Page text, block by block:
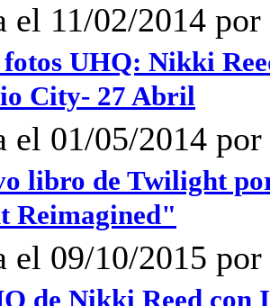
el 11/02/2014
fotos UHQ: Nikki
City- 27 Abril
el 01/05/2014
libro de Twilight
Reimagined"
el 09/10/2015
de Nikki Reed con